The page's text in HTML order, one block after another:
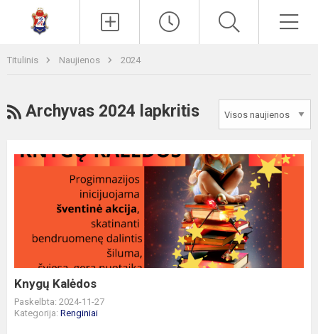
Titulinis Naujienos 2024
RSS
Archyvas 2024 lapkritis
Knygų
Knygų Kalėdos
Paskelbta: 2024-11-27
Kategorija: Renginiai